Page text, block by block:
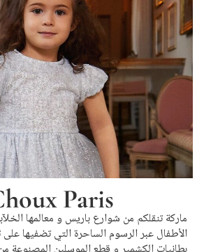
Paris
ماركة تنقلكم من شوارع باريس و معالمها
الأطفال عبر الرسوم الساحرة التي تضفيها